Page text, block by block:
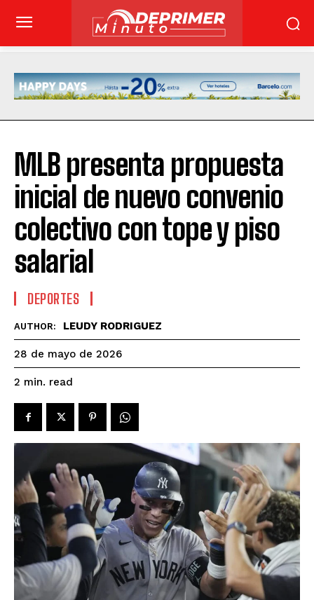
MLB presenta propuesta
inicial de nuevo convenio
colectivo con tope y piso
salarial
DEPORTES
AUTHOR: LEUDY RODRIGUEZ
28 de mayo de 2026
2 min. read